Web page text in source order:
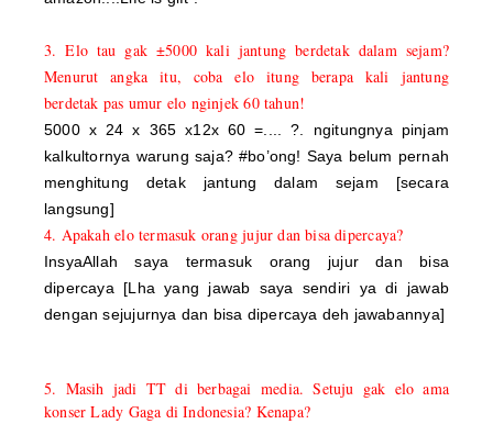
3. Elo tau gak ±5000 kali jantung berdetak dalam sejam?
Menurut angka itu, coba elo itung berapa kali jantung
berdetak pas umur elo nginjek 60 tahun!
5000 x 24 x 365 x12x 60 =.... ?. ngitungnya pinjam
kalkultornya warung saja? #bo’ong! Saya belum pernah
menghitung detak jantung dalam sejam [secara
langsung]
4. Apakah elo termasuk orang jujur dan bisa dipercaya?
InsyaAllah saya termasuk orang jujur dan bisa
dipercaya [Lha yang jawab saya sendiri ya di jawab
dengan sejujurnya dan bisa dipercaya deh jawabannya]
5. Masih jadi TT di berbagai media. Setuju gak elo ama
konser Lady Gaga di Indonesia? Kenapa?